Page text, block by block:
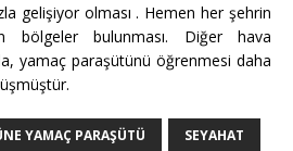
gelişiyor olması . Hemen her şehrin
bölgeler bulunması. Diğer hava
yamaç paraşütünü öğrenmesi daha
YAMAÇ PARAŞÜTÜ SEYAHAT